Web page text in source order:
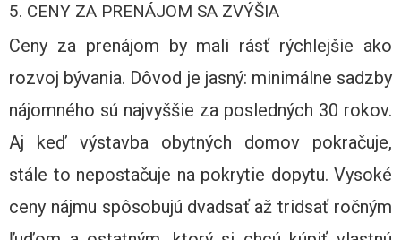
5. CENY ZA PRENÁJOM SA ZVÝŠIA
Ceny za prenájom by mali rásť rýchlejšie ako
rozvoj bývania. Dôvod je jasný: minimálne sadzby
nájomného sú najvyššie za posledných 30 rokov.
Aj keď výstavba obytných domov pokračuje,
stále to nepostačuje na pokrytie dopytu. Vysoké
ceny nájmu spôsobujú dvadsať až tridsať ročným